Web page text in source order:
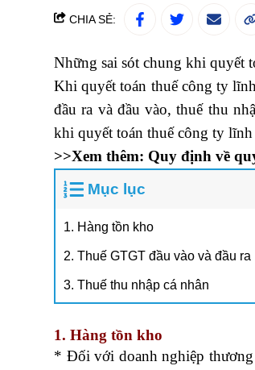
CHIA SẺ:
Những sai sót chung khi quyết
Khi quyết toán thuế công ty
đầu ra và đầu vào, thuế thu
khi quyết toán thuế công ty
>>Xem thêm: Quy định về
Mục lục
1. Hàng tồn kho
2. Thuế GTGT đầu vào và đầu ra
3. Thuế thu nhập cá nhân
1. Hàng tồn kho
* Đối với doanh nghiệp thương